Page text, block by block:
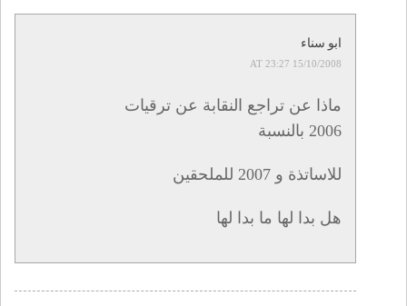
ابو سناء
15/10/2008 AT 23:27
ماذا عن تراجع النقابة عن ترقيات
2006 بالنسبة
للاساتذة و 2007 للملحقين
هل بدا لها ما بدا لها